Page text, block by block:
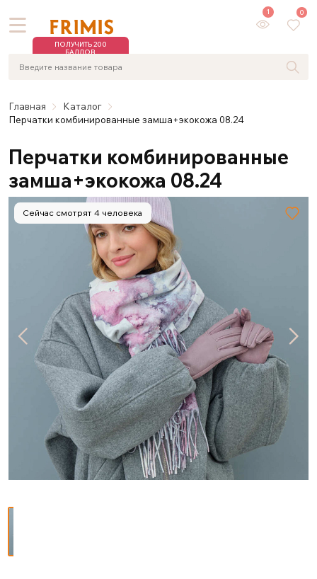
ПОЛУЧИТЬ 200
БАЛЛОВ
1 0
Главная
Каталог
Перчатки комбинированные замша+экокожа 08.24
Перчатки комбинированные
замша+экокожа 08.24
Сейчас смотрят 4 человека